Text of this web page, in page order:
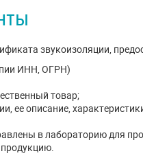
звукоизоляции,
ИНН, ОГРН)
товар;
ее описание,
в лабораторию для